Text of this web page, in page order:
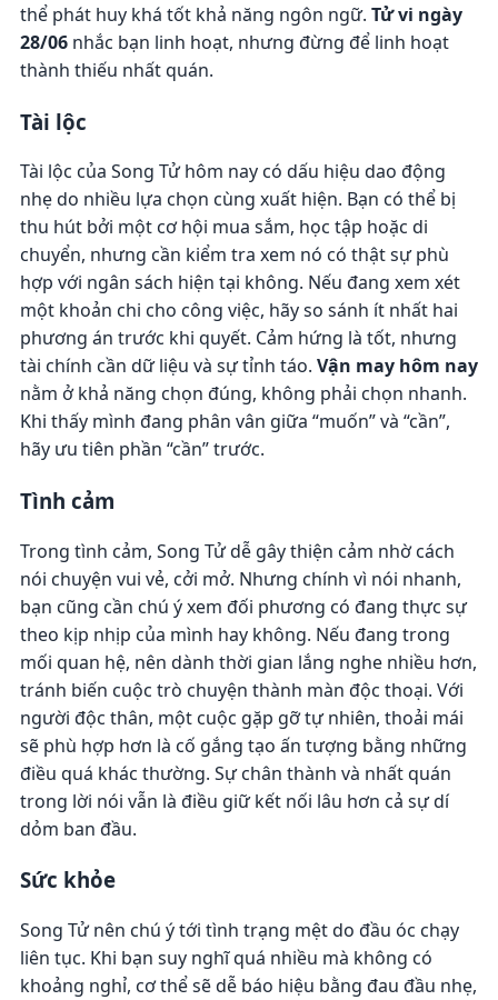
thể phát huy khá tốt khả năng ngôn ngữ. Tử vi ngày
28/06nhắc bạn linh hoạt, nhưng đừng để linh hoạt
thành thiếu nhất quán.
Tài lộc
Tài lộc của Song Tử hôm nay có dấu hiệu dao động
nhẹ do nhiều lựa chọn cùng xuất hiện. Bạn có thể bị
thu hút bởi một cơ hội mua sắm, học tập hoặc di
chuyển, nhưng cần kiểm tra xem nó có thật sự phù
hợp với ngân sách hiện tại không. Nếu đang xem xét
một khoản chi cho công việc, hãy so sánh ít nhất hai
phương án trước khi quyết. Cảm hứng là tốt, nhưng
tài chính cần dữ liệu và sự tỉnh táo. Vận may hôm nay
nằm ở khả năng chọn đúng, không phải chọn nhanh.
Khi thấy mình đang phân vân giữa “muốn” và “cần”,
hãy ưu tiên phần “cần” trước.
Tình cảm
Trong tình cảm, Song Tử dễ gây thiện cảm nhờ cách
nói chuyện vui vẻ, cởi mở. Nhưng chính vì nói nhanh,
bạn cũng cần chú ý xem đối phương có đang thực sự
theo kịp nhịp của mình hay không. Nếu đang trong
mối quan hệ, nên dành thời gian lắng nghe nhiều hơn,
tránh biến cuộc trò chuyện thành màn độc thoại. Với
người độc thân, một cuộc gặp gỡ tự nhiên, thoải mái
sẽ phù hợp hơn là cố gắng tạo ấn tượng bằng những
điều quá khác thường. Sự chân thành và nhất quán
trong lời nói vẫn là điều giữ kết nối lâu hơn cả sự dí
dỏm ban đầu.
Sức khỏe
Song Tử nên chú ý tới tình trạng mệt do đầu óc chạy
liên tục. Khi bạn suy nghĩ quá nhiều mà không có
khoảng nghỉ, cơ thể sẽ dễ báo hiệu bằng đau đầu nhẹ,